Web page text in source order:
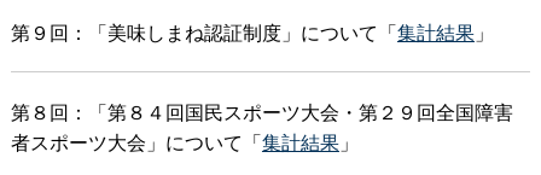
第９回：「美味しまね認証制度」について「集計結果」
第８回：「第８４回国民スポーツ大会・第２９回全国障害
者スポーツ大会」について「集計結果」